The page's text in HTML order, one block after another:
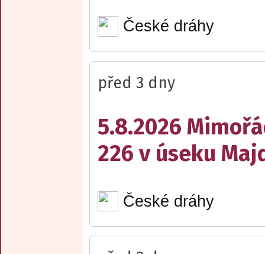
České dráhy
před 3 dny
5.8.2026
226 v úseku
České dráhy